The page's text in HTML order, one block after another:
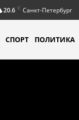
20.6 C Санкт-Петербург
СПОРТ ПОЛИТИКА